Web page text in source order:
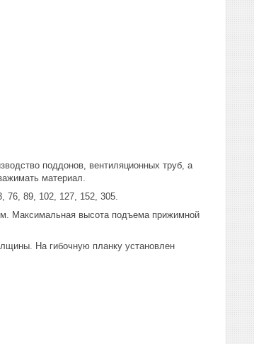
поддонов, вентиляционных труб, а
материал.
76, 89, 102, 127, 152, 305.
Максимальная высота подъема прижимной
На гибочную планку установлен